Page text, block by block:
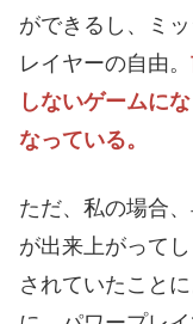
ができるし、ミ
レイヤーの自由。
しないゲームに
なっている。
ただ、私の場合
が出来上がって
されていたこと